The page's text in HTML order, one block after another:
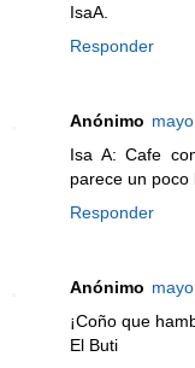
IsaA.
Responder
Anónimo
Isa A: Cafe
parece un poco
Responder
Anónimo
¡Coño que
El Buti